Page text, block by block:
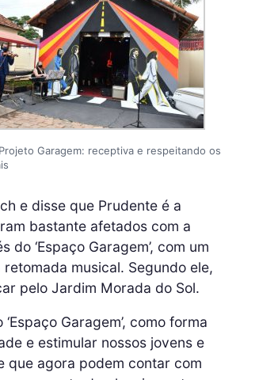
Garagem: receptiva e respeitando os
e disse que Prudente é a
bastante afetados com a
‘Espaço Garagem’, com um
musical. Segundo ele,
pelo Jardim Morada do Sol.
Garagem’, como forma
e estimular nossos jovens e
que agora podem contar com